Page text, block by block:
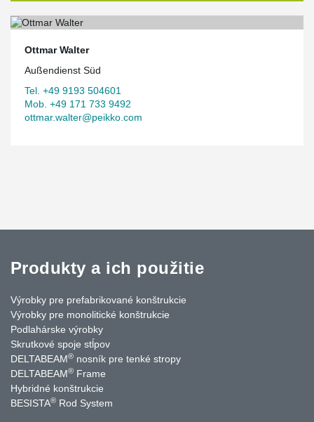
Ottmar Walter
Außendienst Süd
Tel. +49 9193 504601
Mob. +49 171 733 9492
ottmar.walter@peikko.com
Produkty a ich použitie
Výrobky pre prefabrikované konštrukcie
Výrobky pre monolitické konštrukcie
Podlahárske výrobky
Skrutkové spoje stĺpov
DELTABEAM® nosník pre tenké stropy
DELTABEAM® Frame
Hybridné konštrukcie
BESISTA® Rod System